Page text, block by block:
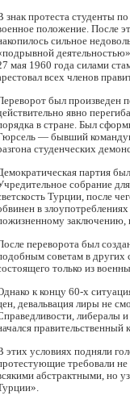
знак протеста студенты
положение. После
сильное
мая 1960 года силами
всех членов
был произведен
явно
в стране. Был
— бывший
студенческих
партия
собрание
Турции, после
в
заключению,
переворота был
советам в других
только из
к концу 60-х
девальвация лиры не
либералы
правительственный
этих условиях подняли
требовали
абстрактными, но